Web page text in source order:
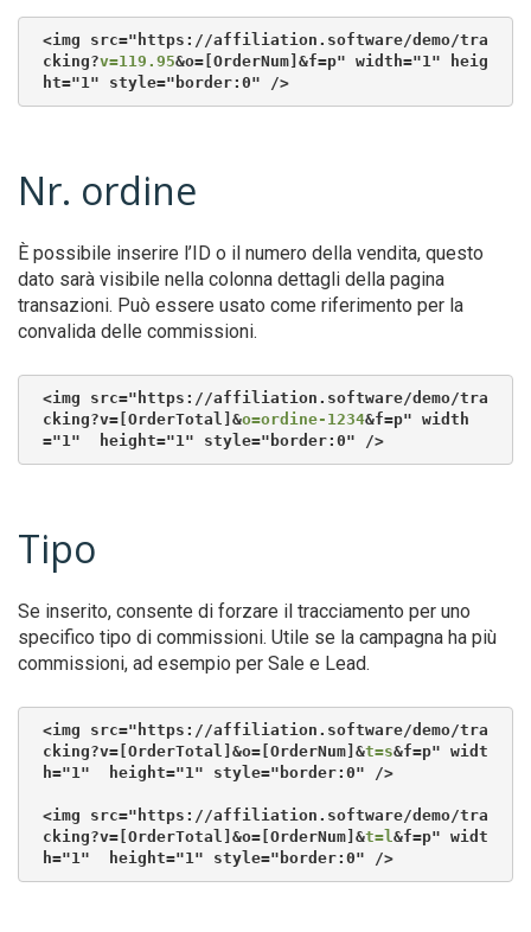
<img src="https://affiliation.software/demo/tra
cking?v=119.95&o=[OrderNum]&f=p" width="1" heig
ht="1" style="border:0" />
Nr. ordine
È possibile inserire l’ID o il numero della vendita, questo
dato sarà visibile nella colonna dettagli della pagina
transazioni. Può essere usato come riferimento per la
convalida delle commissioni.
<img src="https://affiliation.software/demo/tra
cking?v=[OrderTotal]&o=ordine-1234&f=p" width
="1"  height="1" style="border:0" />
Tipo
Se inserito, consente di forzare il tracciamento per uno
specifico tipo di commissioni. Utile se la campagna ha più
commissioni, ad esempio per Sale e Lead.
<img src="https://affiliation.software/demo/tra
cking?v=[OrderTotal]&o=[OrderNum]&t=s&f=p" widt
h="1"  height="1" style="border:0" />
<img src="https://affiliation.software/demo/tra
cking?v=[OrderTotal]&o=[OrderNum]&t=l&f=p" widt
h="1"  height="1" style="border:0" />